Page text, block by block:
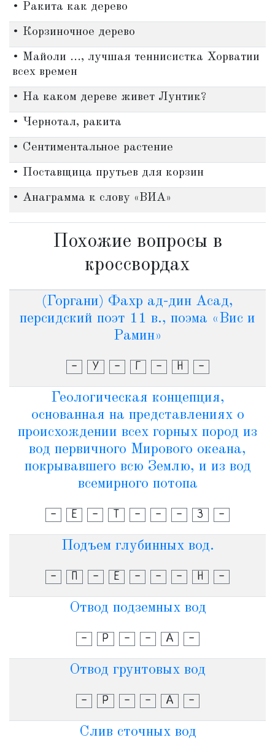
• Ракита как дерево
• Корзиночное дерево
• Майоли ..., лучшая теннисистка Хорватии
всех времен
• На каком дереве живет Лунтик?
• Чернотал, ракита
• Сентиментальное растение
• Поставщица прутьев для корзин
• Анаграмма к слову «ВИА»
Похожие вопросы в
кроссвордах
(Горгани) Фахр ад-дин Асад,
персидский поэт 11 в., поэма «Вис и
Рамин»
- У - Г - Н -
Геологическая концепция,
основанная на представлениях о
происхождении всех горных пород из
вод первичного Мирового океана,
покрывавшего всю Землю, и из вод
всемирного потопа
- Е - Т - - - З -
Подъем глубинных вод.
- П - Е - - - Н -
Отвод подземных вод
- Р - - А -
Отвод грунтовых вод
- Р - - А -
Слив сточных вод